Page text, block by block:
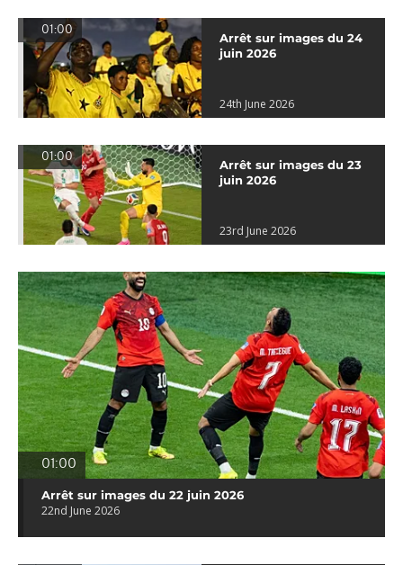
01:00
Arrêt sur images du 24
juin 2026
24th June 2026
01:00
Arrêt sur images du 23
juin 2026
23rd June 2026
01:00
Arrêt sur images du 22 juin 2026
22nd June 2026